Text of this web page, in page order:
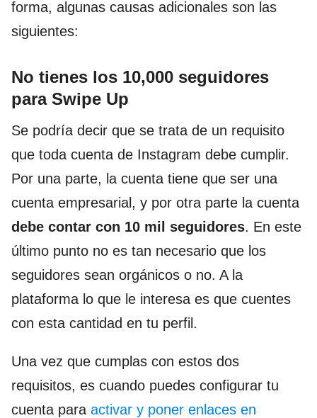
forma, algunas causas adicionales son las
siguientes:
No tienes los 10,000 seguidores
para Swipe Up
Se podría decir que se trata de un requisito
que toda cuenta de Instagram debe cumplir.
Por una parte, la cuenta tiene que ser una
cuenta empresarial, y por otra parte la cuenta
debe contar con 10 mil seguidores. En este
último punto no es tan necesario que los
seguidores sean orgánicos o no. A la
plataforma lo que le interesa es que cuentes
con esta cantidad en tu perfil.
Una vez que cumplas con estos dos
requisitos, es cuando puedes configurar tu
cuenta para activar y poner enlaces en